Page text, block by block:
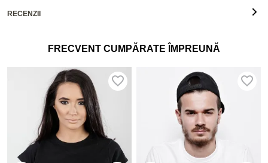
RECENZII
FRECVENT CUMPĂRATE ÎMPREUNĂ